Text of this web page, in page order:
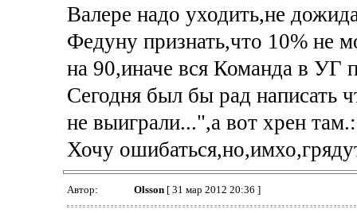
Валере надо уходить,не
Федуну признать,что 10% не
на 90,иначе вся Команда в УГ
Сегодня был бы рад написать
не выиграли...",а вот хрен
Хочу
Автор: Olsson[ 31 мар 2012 20:36 ]